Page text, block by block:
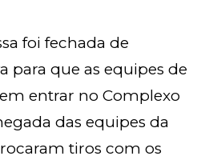
foi fechada de
para que as equipes de
entrar no Complexo
das equipes da
tiros com os